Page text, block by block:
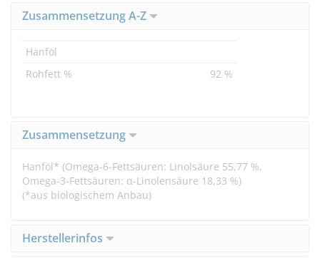
Zusammensetzung A-Z
Hanföl
Rohfett %
92 %
Zusammensetzung
Hanföl* (Omega-6-Fettsäuren: Linolsäure 55,77 %,
Omega-3-Fettsäuren: α-Linolensäure 18,33 %)
(*aus biologischem Anbau)
Herstellerinfos